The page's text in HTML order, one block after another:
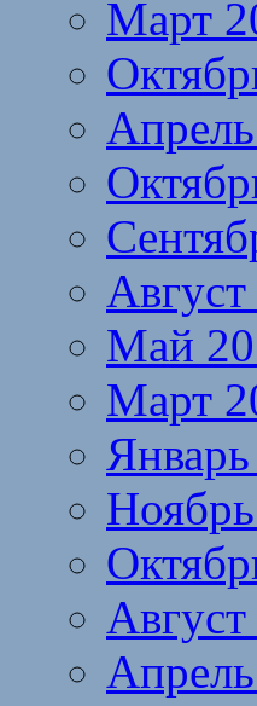
Март
Май
Март